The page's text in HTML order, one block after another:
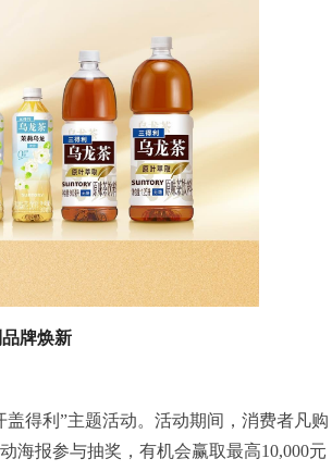
牌焕新
得利”主题活动。活动期间，消费者凡购
海报参与抽奖，有机会赢取最高10,000元